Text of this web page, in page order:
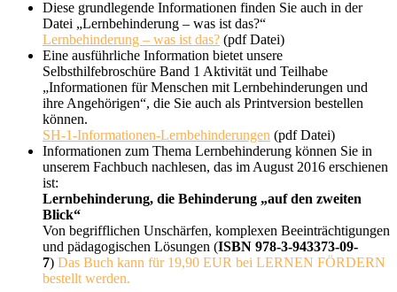
Diese grundlegende Informationen finden Sie auch in der
Datei „Lernbehinderung – was ist das?“
Lernbehinderung – was ist das? (pdf Datei)
Eine ausführliche Information bietet unsere
Selbsthilfebroschüre Band 1 Aktivität und Teilhabe
„Informationen für Menschen mit Lernbehinderungen und
ihre Angehörigen“, die Sie auch als Printversion bestellen
können.
SH-1-Informationen-Lernbehinderungen (pdf Datei)
Informationen zum Thema Lernbehinderung können Sie in
unserem Fachbuch nachlesen, das im August 2016 erschienen
ist:
Lernbehinderung, die Behinderung „auf den zweiten
Blick“
Von begrifflichen Unschärfen, komplexen Beeinträchtigungen
und pädagogischen Lösungen (ISBN 978-3-943373-09-
7) Das Buch kann für 19,90 EUR bei LERNEN FÖRDERN
bestellt werden.